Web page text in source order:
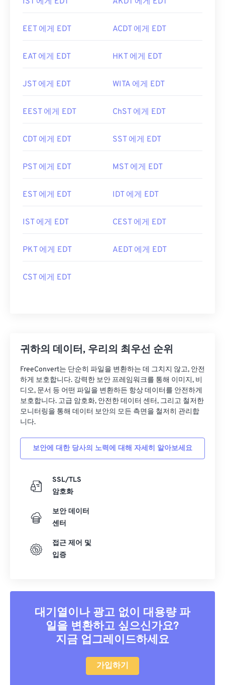
EET 에게 EDT ACDT 에게 EDT
EAT 에게 EDT HKT 에게 EDT
JST 에게 EDT WITA 에게 EDT
EEST 에게 EDT ChST 에게 EDT
CDT 에게 EDT SST 에게 EDT
PST 에게 EDT MST 에게 EDT
EST 에게 EDT IDT 에게 EDT
IST 에게 EDT CEST 에게 EDT
PKT 에게 EDT AEDT 에게 EDT
CST 에게 EDT
귀하의 데이터, 우리의 최우선 순위
FreeConvert는 단순히 파일을 변환하는 데 그치지 않고, 안전
하게 보호합니다. 강력한 보안 프레임워크를 통해 이미지, 비
디오, 문서 등 어떤 파일을 변환하든 항상 데이터를 안전하게
보호합니다. 고급 암호화, 안전한 데이터 센터, 그리고 철저한
모니터링을 통해 데이터 보안의 모든 측면을 철저히 관리합
니다.
보안에 대한 당사의 노력에 대해 자세히 알아보세요
SSL/TLS
암호화
보안 데이터
센터
접근 제어 및
입증
대기열이나 광고 없이 대용량 파
일을 변환하고 싶으신가요?
지금 업그레이드하세요
가입하기